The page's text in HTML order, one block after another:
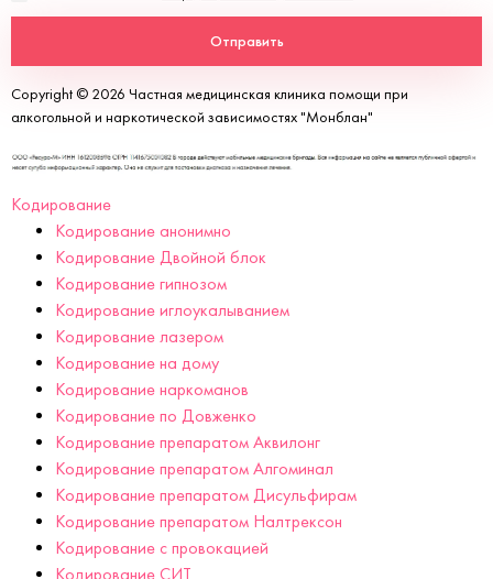
Отправить
Copyright © 2026 Частная медицинская клиника помощи при
алкогольной и наркотической зависимостях "Монблан"
Кодирование
Кодирование анонимно
Кодирование Двойной блок
Кодирование гипнозом
Кодирование иглоукалыванием
Кодирование лазером
Кодирование на дому
Кодирование наркоманов
Кодирование по Довженко
Кодирование препаратом Аквилонг
Кодирование препаратом Алгоминал
Кодирование препаратом Дисульфирам
Кодирование препаратом Налтрексон
Кодирование с провокацией
Кодирование СИТ